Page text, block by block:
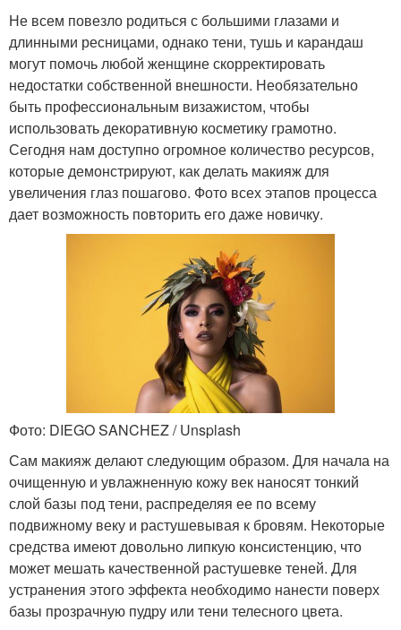
Не всем повезло родиться с большими глазами и
длинными ресницами, однако тени, тушь и карандаш
могут помочь любой женщине скорректировать
недостатки собственной внешности. Необязательно
быть профессиональным визажистом, чтобы
использовать декоративную косметику грамотно.
Сегодня нам доступно огромное количество ресурсов,
которые демонстрируют, как делать макияж для
увеличения глаз пошагово. Фото всех этапов процесса
дает возможность повторить его даже новичку.
Фото: DIEGO SANCHEZ / Unsplash
Сам макияж делают следующим образом. Для начала на
очищенную и увлажненную кожу век наносят тонкий
слой базы под тени, распределяя ее по всему
подвижному веку и растушевывая к бровям. Некоторые
средства имеют довольно липкую консистенцию, что
может мешать качественной растушевке теней. Для
устранения этого эффекта необходимо нанести поверх
базы прозрачную пудру или тени телесного цвета.